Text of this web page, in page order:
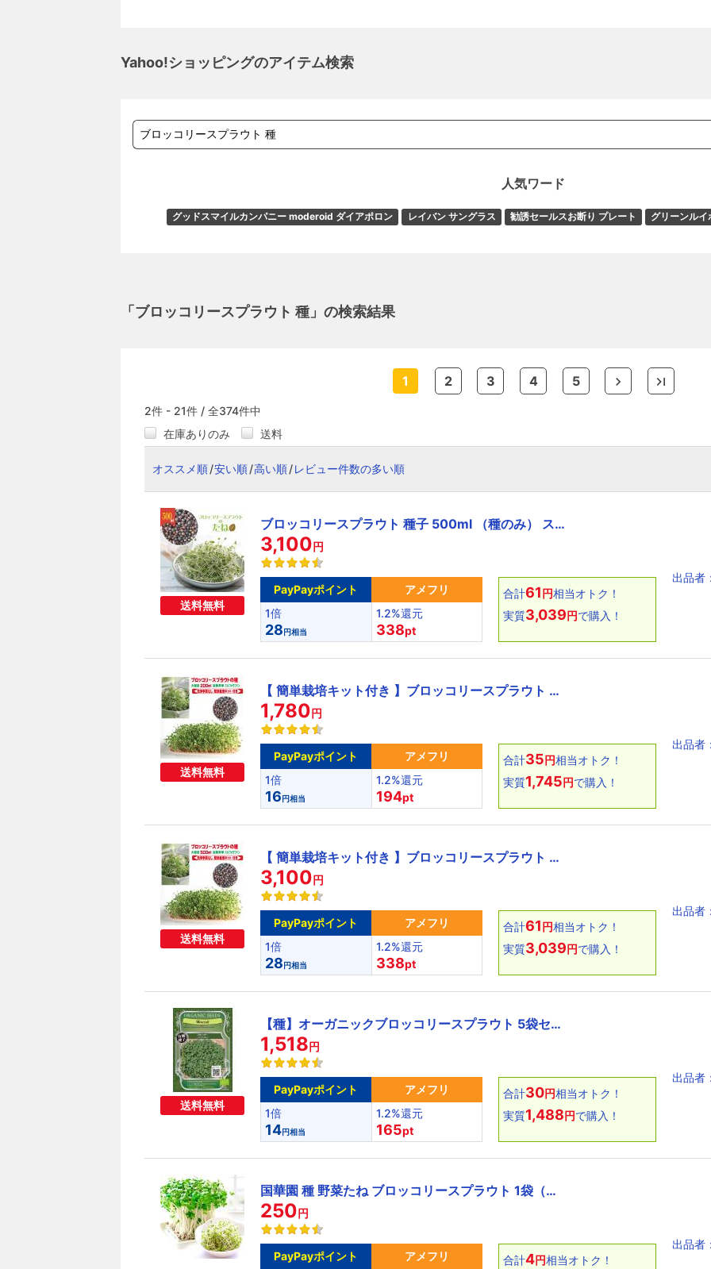
Yahoo!ショッピングのアイテム検索
人気ワード
グッドスマイルカンパニー moderoid ダイアポロン レイバン サングラス 勧誘セールスお断り プレート グリーンル
「ブロッコリースプラウト 種」の検索結果
1 2 3 4 5
2件 - 21件 / 全374件中
在庫ありのみ
送料
オススメ順 安い順 高い順 レビュー件数の多い順
送料無料
ブロッコリースプラウト 種子 500ml （種のみ） ス…
3,100円
PayPayポイント
1倍
28円相当
アメフリ
1.2%還元
338pt
合計61円相当オトク！
実質3,039円で購入！
出品者
送料無料
【 簡単栽培キット付き 】ブロッコリースプラウト …
1,780円
PayPayポイント
1倍
16円相当
アメフリ
1.2%還元
194pt
合計35円相当オトク！
実質1,745円で購入！
出品者
送料無料
【 簡単栽培キット付き 】ブロッコリースプラウト …
3,100円
PayPayポイント
1倍
28円相当
アメフリ
1.2%還元
338pt
合計61円相当オトク！
実質3,039円で購入！
出品者
送料無料
【種】オーガニックブロッコリースプラウト 5袋セ…
1,518円
PayPayポイント
1倍
14円相当
アメフリ
1.2%還元
165pt
合計30円相当オトク！
実質1,488円で購入！
出品者
国華園 種 野菜たね ブロッコリースプラウト 1袋（…
250円
PayPayポイント アメフリ 合計4円相当オトク！
出品者